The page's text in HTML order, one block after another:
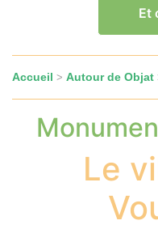
Et
Accueil > Autour de Objat
Le